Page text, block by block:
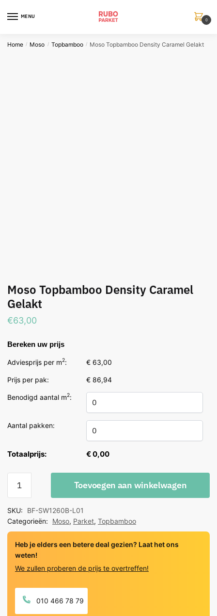
MENU
0
Home / Moso / Topbamboo / Moso Topbamboo Density Caramel Gelakt
Moso Topbamboo Density Caramel
Gelakt
€63,00
Bereken uw prijs
Adviesprijs per m2: € 63,00
Prijs per pak: € 86,94
Benodigd aantal m2:
Aantal pakken:
Totaalprijs: € 0,00
Topbamboo
Caramel
Gelakt
quantity
Toevoegen aan winkelwagen
SKU:
BF-SW1260B-L01
Categorieën:
Moso, Parket, Topbamboo
Heb je elders een betere deal gezien? Laat het ons
weten!
We zullen proberen de prijs te overtreffen!
010 466 78 79